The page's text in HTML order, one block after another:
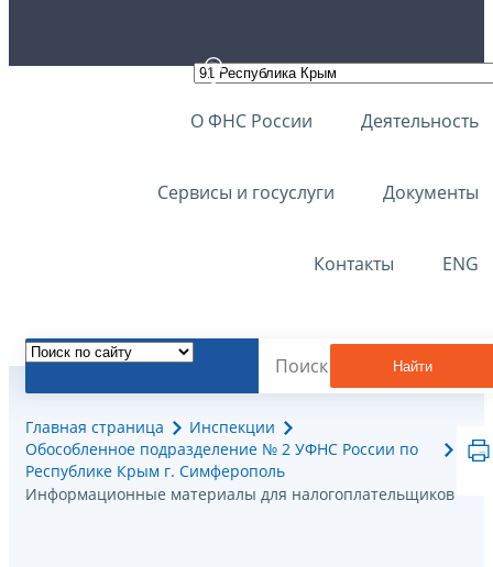
О ФНС России Деятельность
Сервисы и госуслуги Документы
Контакты ENG
Найти
Главная страница
Инспекции
Обособленное подразделение № 2 УФНС России по
Республике Крым г. Симферополь
Информационные материалы для налогоплательщиков